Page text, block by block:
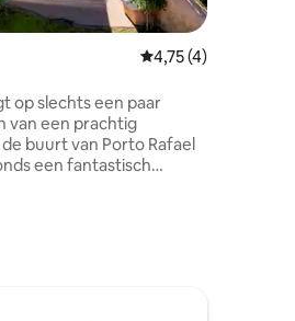
4,96 op 5, 103 recensies
Gemiddelde
4,75 (4)
op slechts een paar
van een prachtig
buurt van Porto Rafael
een fantastisch
een woonkamer in
een goed uitgeruste